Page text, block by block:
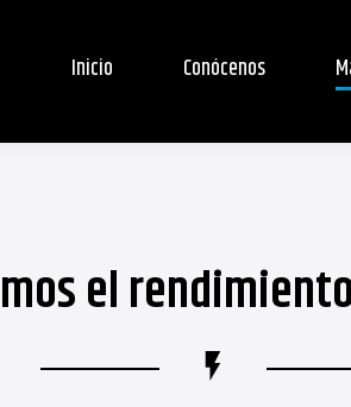
Inicio Conócenos
el